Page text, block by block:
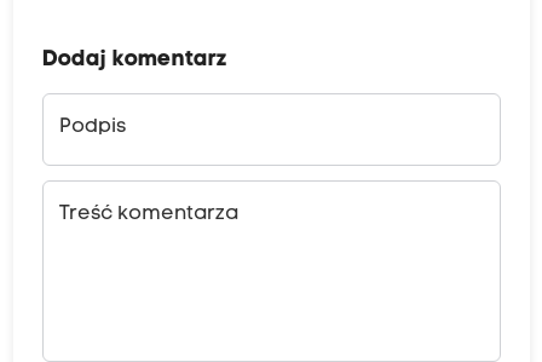
Dodaj komentarz
Podpis
Treść komentarza